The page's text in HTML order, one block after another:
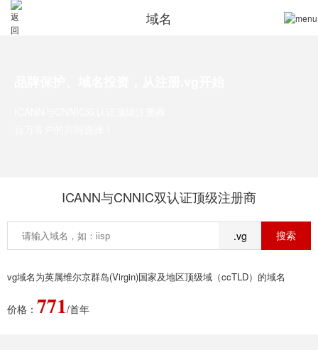
域名
ICANN与CNNIC双认证顶级注册商
.vg
vg域名为英属维尔京群岛(Virgin)国家及地区顶级域（ccTLD）的域名
价格： 771/首年